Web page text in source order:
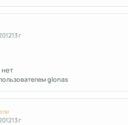
13 г
нет
glonas
13 г